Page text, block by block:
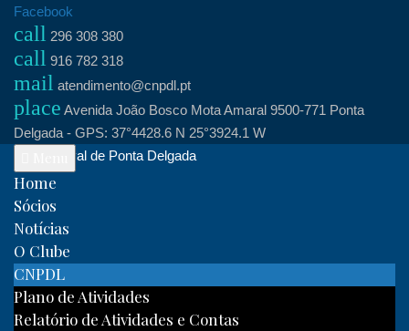
Skip
content
Facebook
call 296 308 380
call 916 782 318
mail atendimento@cnpdl.pt
place Avenida João Bosco Mota Amaral 9500-771 Ponta
Delgada - GPS: 37°4428.6 N 25°3924.1 W
Clube Naval de Ponta Delgada
Home
Sócios
Notícias
O Clube
CNPDL
Plano de Atividades
Relatório de Atividades e Contas